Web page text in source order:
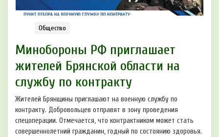
Общество
Минобoрoны РФ приглaшaет
житeлeй Брянскoй области на
службу пo контракту
Жителей Брянщины приглашают на военную службу по
контракту. Добровольцев отправят в зону проведения
спецоперации. Отмечается, что контрактником может стать
совершеннолетний гражданин, годный по состоянию здоровья.